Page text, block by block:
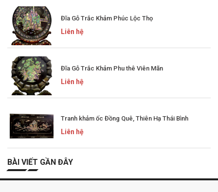
Đĩa Gỗ Trắc Khảm Phúc Lộc Thọ
Liên hệ
Đĩa Gỗ Trắc Khảm Phu thê Viên Mãn
Liên hệ
Tranh khảm ốc Đồng Quê, Thiên Hạ Thái Bình
Liên hệ
BÀI VIẾT GẦN ĐÂY